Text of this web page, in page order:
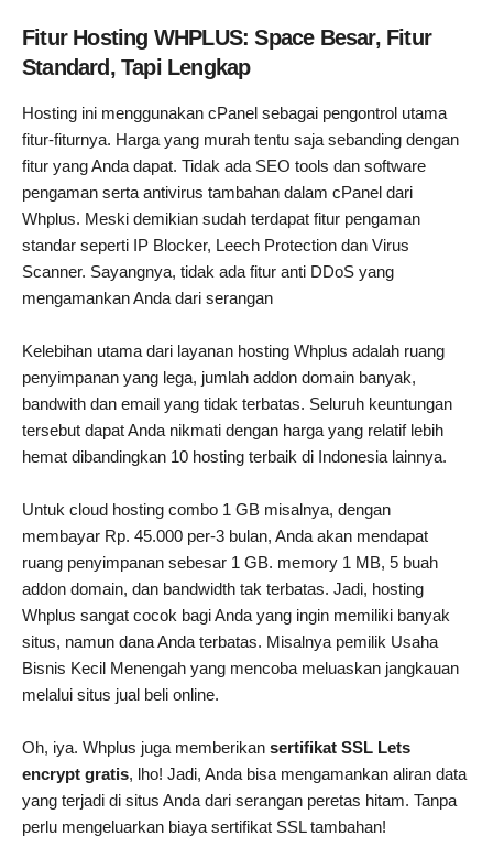
Fitur Hosting WHPLUS: Space Besar, Fitur
Standard, Tapi Lengkap
Hosting ini menggunakan cPanel sebagai pengontrol utama
fitur-fiturnya. Harga yang murah tentu saja sebanding dengan
fitur yang Anda dapat. Tidak ada SEO tools dan software
pengaman serta antivirus tambahan dalam cPanel dari
Whplus. Meski demikian sudah terdapat fitur pengaman
standar seperti IP Blocker, Leech Protection dan Virus
Scanner. Sayangnya, tidak ada fitur anti DDoS yang
mengamankan Anda dari serangan
Kelebihan utama dari layanan hosting Whplus adalah ruang
penyimpanan yang lega, jumlah addon domain banyak,
bandwith dan email yang tidak terbatas. Seluruh keuntungan
tersebut dapat Anda nikmati dengan harga yang relatif lebih
hemat dibandingkan 10 hosting terbaik di Indonesia lainnya.
Untuk cloud hosting combo 1 GB misalnya, dengan
membayar Rp. 45.000 per-3 bulan, Anda akan mendapat
ruang penyimpanan sebesar 1 GB. memory 1 MB, 5 buah
addon domain, dan bandwidth tak terbatas. Jadi, hosting
Whplus sangat cocok bagi Anda yang ingin memiliki banyak
situs, namun dana Anda terbatas. Misalnya pemilik Usaha
Bisnis Kecil Menengah yang mencoba meluaskan jangkauan
melalui situs jual beli online.
Oh, iya. Whplus juga memberikan sertifikat SSL Lets
encrypt gratis, lho! Jadi, Anda bisa mengamankan aliran data
yang terjadi di situs Anda dari serangan peretas hitam. Tanpa
perlu mengeluarkan biaya sertifikat SSL tambahan!